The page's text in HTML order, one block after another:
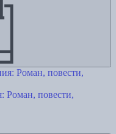
Роман, повести,